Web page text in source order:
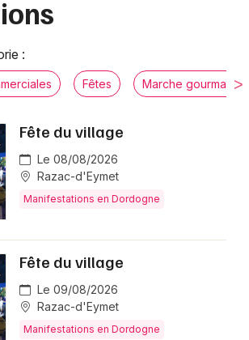
:
Fêtes Marche gourmande
Fête du village
Le 08/08/2026
Razac-d'Eymet
Manifestations en Dordogne
Fête du village
Le 09/08/2026
Razac-d'Eymet
Manifestations en Dordogne